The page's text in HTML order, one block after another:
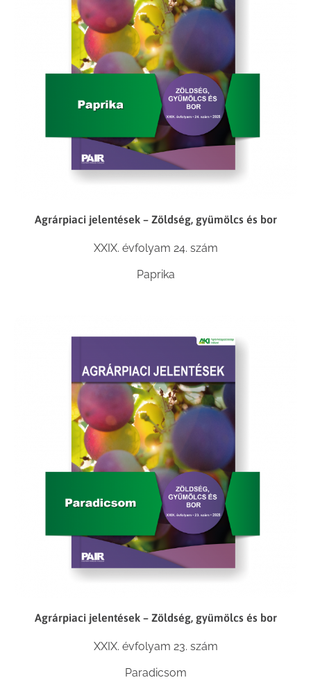
Agrárpiaci jelentések – Zöldség, gyümölcs és bor
XXIX. évfolyam 24. szám
Paprika
Agrárpiaci jelentések – Zöldség, gyümölcs és bor
XXIX. évfolyam 23. szám
Paradicsom